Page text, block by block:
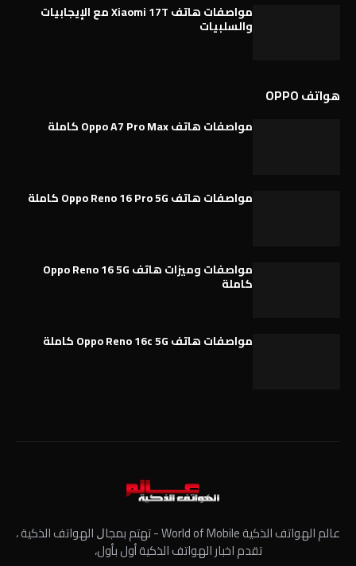
مواصفات هاتف Xiaomi 17T مع الإيجابيات
والسلبيات
هواتف OPPO
مواصفات هاتف Oppo A7 Pro Max كاملة
مواصفات هاتف Oppo Reno 16 Pro 5G كاملة
مواصفات وميزات هاتف Oppo Reno 16 5G
كاملة
مواصفات هاتف Oppo Reno 16c 5G كاملة
عالم الهواتف الذكية World of Mobile - ﺗﻬﺘﻢ ﺑﻤﺠﺎﻝ الهواتف الذكية ،
تقدم اخبار الهواتف الذكية أول بأول،